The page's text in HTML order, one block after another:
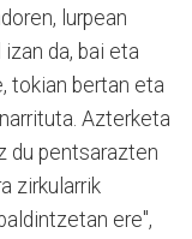
lurpean
da, bai eta
tokian bertan eta
Azterketa
du pentsarazten
zirkularrik
ere",